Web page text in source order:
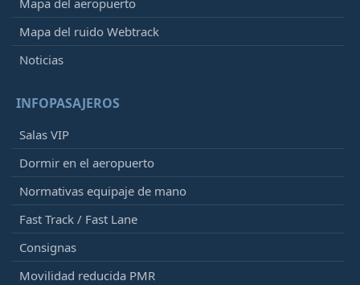
Mapa del aeropuerto
Mapa del ruido Webtrack
Noticias
INFOPASAJEROS
Salas VIP
Dormir en el aeropuerto
Normativas equipaje de mano
Fast Track / Fast Lane
Consignas
Movilidad reducida PMR